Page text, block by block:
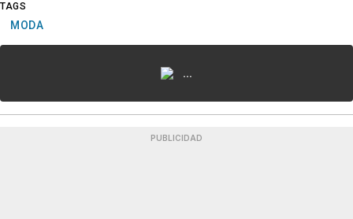
TAGS
MODA
...
PUBLICIDAD